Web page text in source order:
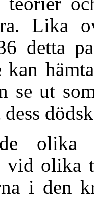
Lika
detta
kan
se ut
olika
vid olika
i den